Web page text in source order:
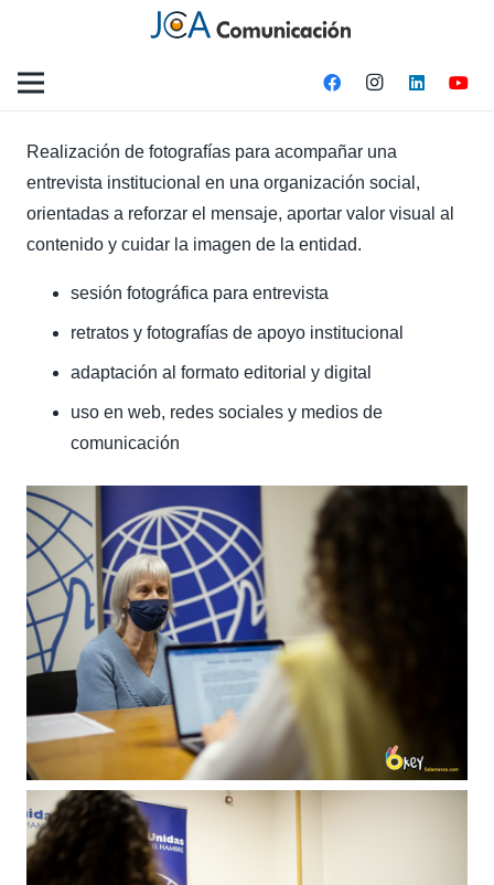
Realización de fotografías para acompañar una
entrevista institucional en una organización social,
orientadas a reforzar el mensaje, aportar valor visual al
contenido y cuidar la imagen de la entidad.
sesión fotográfica para entrevista
retratos y fotografías de apoyo institucional
adaptación al formato editorial y digital
uso en web, redes sociales y medios de
comunicación